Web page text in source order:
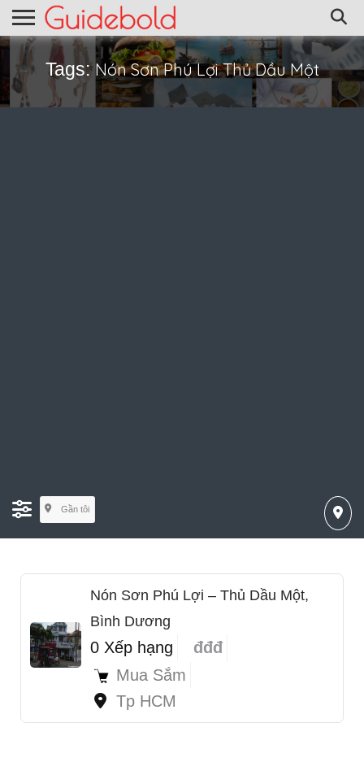
Tags:Nón Sơn Phú Lợi Thủ Dầu Một
Gần tôi
Nón Sơn Phú Lợi – Thủ Dầu Một,
Bình Dương
0 Xếp hạng
đđđ
Mua Sắm
Tp HCM